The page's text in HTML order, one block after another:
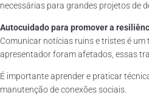
necessárias para grandes projetos de
Autocuidado para promover a
Comunicar notícias ruins e tristes é
apresentador foram afetados, essas
É importante aprender e praticar
manutenção de conexões sociais.